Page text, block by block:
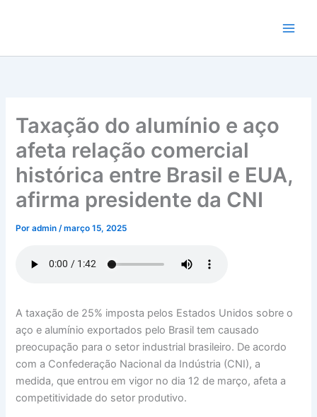
conteúdo
Taxação do alumínio e aço
afeta relação comercial
histórica entre Brasil e EUA,
afirma presidente da CNI
Poradmin/março 15, 2025
A taxação de 25% imposta pelos Estados Unidos sobre o
aço e alumínio exportados pelo Brasil tem causado
preocupação para o setor industrial brasileiro. De acordo
com a Confederação Nacional da Indústria (CNI), a
medida, que entrou em vigor no dia 12 de março, afeta a
competitividade do setor produtivo.